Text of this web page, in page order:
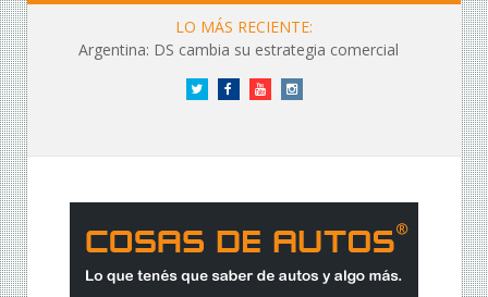
LO MÁS RECIENTE:
Argentina: DS cambia su estrategia comercial
Twitter FacebookYouTubeInstagram